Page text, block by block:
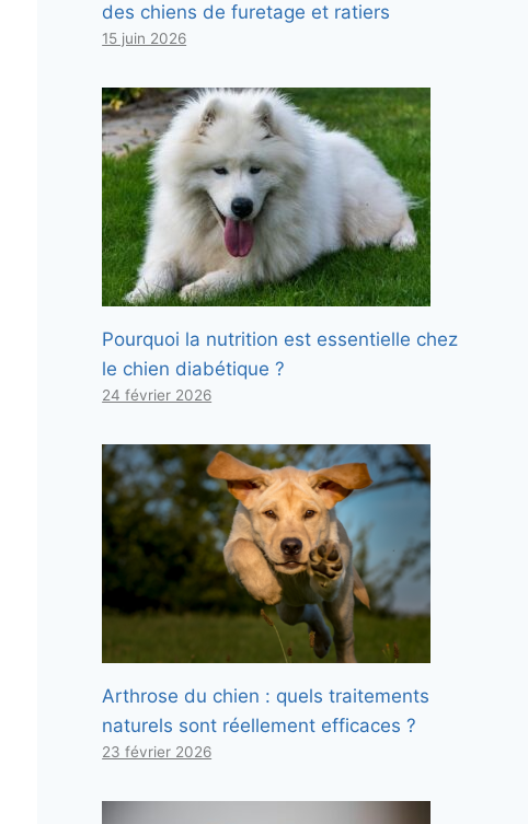
des chiens de furetage et ratiers
15 juin 2026
Pourquoi la nutrition est essentielle chez
le chien diabétique ?
24 février 2026
Arthrose du chien : quels traitements
naturels sont réellement efficaces ?
23 février 2026